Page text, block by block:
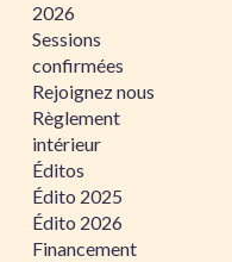
2026
Sessions
confirmées
Rejoignez nous
Règlement
intérieur
Éditos
Édito 2025
Édito 2026
Financement